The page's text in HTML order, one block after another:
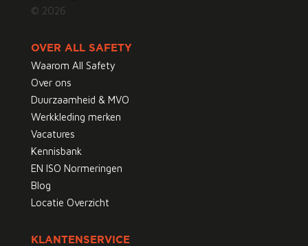
© 2026
OVER ALL SAFETY
Waarom All Safety
Over ons
Duurzaamheid & MVO
Werkkleding merken
Vacatures
Kennisbank
EN ISO Normeringen
Blog
Locatie Overzicht
KLANTENSERVICE